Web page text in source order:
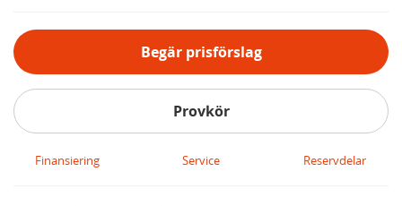
Begär prisförslag
Provkör
Finansiering Service Reservdelar